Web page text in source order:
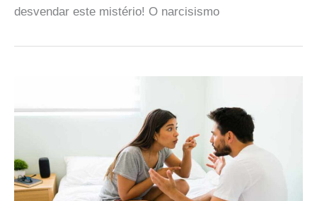
desvendar este mistério! O narcisismo